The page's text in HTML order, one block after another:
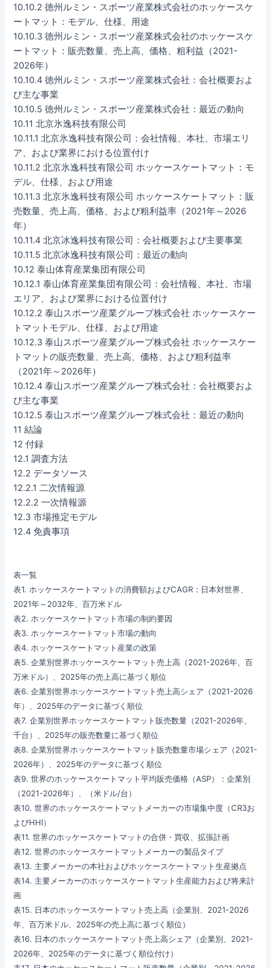
10.10.2 徳州ルミン・スポーツ産業株式会社のホッケースケ
ートマット：モデル、仕様、用途
10.10.3 徳州ルミン・スポーツ産業株式会社のホッケースケ
ートマット：販売数量、売上高、価格、粗利益（2021-
2026年）
10.10.4 徳州ルミン・スポーツ産業株式会社：会社概要およ
び主な事業
10.10.5 徳州ルミン・スポーツ産業株式会社：最近の動向
10.11 北京氷逸科技有限公司
10.11.1 北京氷逸科技有限公司：会社情報、本社、市場エリ
ア、および業界における位置付け
10.11.2 北京氷逸科技有限公司 ホッケースケートマット：モ
デル、仕様、および用途
10.11.3 北京氷逸科技有限公司 ホッケースケートマット：販
売数量、売上高、価格、および粗利益率（2021年～2026
年）
10.11.4 北京冰逸科技有限公司：会社概要および主要事業
10.11.5 北京冰逸科技有限公司：最近の動向
10.12 泰山体育産業集団有限公司
10.12.1 泰山体育産業集団有限公司：会社情報、本社、市場
エリア、および業界における位置付け
10.12.2 泰山スポーツ産業グループ株式会社 ホッケースケー
トマットモデル、仕様、および用途
10.12.3 泰山スポーツ産業グループ株式会社 ホッケースケー
トマットの販売数量、売上高、価格、および粗利益率
（2021年～2026年）
10.12.4 泰山スポーツ産業グループ株式会社：会社概要およ
び主な事業
10.12.5 泰山スポーツ産業グループ株式会社：最近の動向
11 結論
12 付録
12.1 調査方法
12.2 データソース
12.2.1 二次情報源
12.2.2 一次情報源
12.3 市場推定モデル
12.4 免責事項
表一覧
表1. ホッケースケートマットの消費額およびCAGR：日本対世界、
2021年～2032年、百万米ドル
表2. ホッケースケートマット市場の制約要因
表3. ホッケースケートマット市場の動向
表4. ホッケースケートマット産業の政策
表5. 企業別世界ホッケースケートマット売上高（2021-2026年、百
万米ドル）、2025年の売上高に基づく順位
表6. 企業別世界ホッケースケートマット売上高シェア（2021-2026
年）、2025年のデータに基づく順位
表7. 企業別世界ホッケースケートマット販売数量（2021-2026年、
千台）、2025年の販売数量に基づく順位
表8. 企業別世界ホッケースケートマット販売数量市場シェア（2021-
2026年）、2025年のデータに基づく順位
表9. 世界のホッケースケートマット平均販売価格（ASP）：企業別
（2021-2026年）、（米ドル/台）
表10. 世界のホッケースケートマットメーカーの市場集中度（CR3お
よびHHI）
表11. 世界のホッケースケートマットの合併・買収、拡張計画
表12. 世界のホッケースケートマットメーカーの製品タイプ
表13. 主要メーカーの本社およびホッケースケートマット生産拠点
表14. 主要メーカーのホッケースケートマット生産能力および将来計
画
表15. 日本のホッケースケートマット売上高（企業別、2021-2026
年、百万米ドル、2025年の売上高に基づく順位）
表16. 日本のホッケースケートマット売上高シェア（企業別、2021-
2026年、2025年のデータに基づく順位付け）